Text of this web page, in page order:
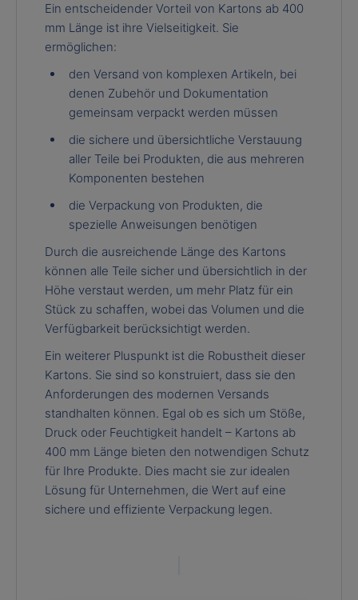
Ein entscheidender Vorteil von Kartons ab 400
mm Länge ist ihre Vielseitigkeit. Sie
ermöglichen:
den Versand von komplexen Artikeln, bei
denen Zubehör und Dokumentation
gemeinsam verpackt werden müssen
die sichere und übersichtliche Verstauung
aller Teile bei Produkten, die aus mehreren
Komponenten bestehen
die Verpackung von Produkten, die
spezielle Anweisungen benötigen
Durch die ausreichende Länge des Kartons
können alle Teile sicher und übersichtlich in der
Höhe verstaut werden, um mehr Platz für ein
Stück zu schaffen, wobei das Volumen und die
Verfügbarkeit berücksichtigt werden.
Ein weiterer Pluspunkt ist die Robustheit dieser
Kartons. Sie sind so konstruiert, dass sie den
Anforderungen des modernen Versands
standhalten können. Egal ob es sich um Stöße,
Druck oder Feuchtigkeit handelt – Kartons ab
400 mm Länge bieten den notwendigen Schutz
für Ihre Produkte. Dies macht sie zur idealen
Lösung für Unternehmen, die Wert auf eine
sichere und effiziente Verpackung legen.